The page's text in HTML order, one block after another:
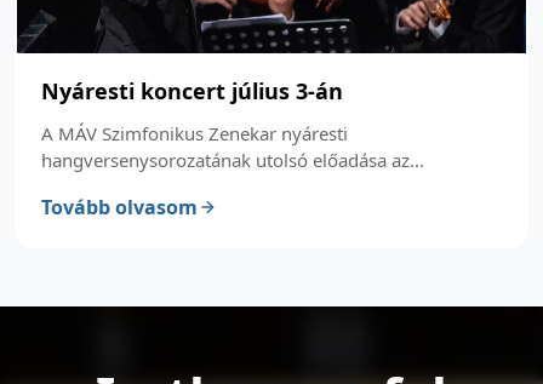
Nyáresti koncert július 3-án
A MÁV Szimfonikus Zenekar nyáresti
hangversenysorozatának utolsó előadása az...
Tovább olvasom